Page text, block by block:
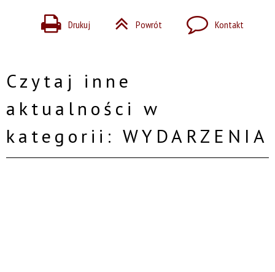
Drukuj Powrót Kontakt
Czytaj inne
aktualności w
kategorii: WYDARZENIA